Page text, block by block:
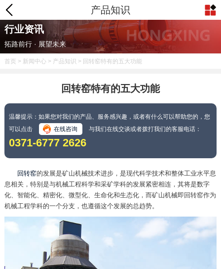
产品知识
行业资讯
拓路前行 · 展望未来
首页 > 新闻中心> 产品知识 > 回转窑特有的五大功能
回转窑特有的五大功能
温馨提示：如果您对我们的产品、服务感兴趣，或者有什么可以帮助您的，您
可以点击
在线咨询 与我们在线交谈或者拨打我们的客服电话：
0371-6777 2626
回转窑的发展是矿山机械技术进步，是现代科学技术和整体工业水平息
息相关，特别是与机械工程科学和采矿学科的发展紧密相连，其将是数字
化、智能化、精密化、微型化、生命化和生态化，而矿山机械即回转窑作为
机械工程学科的一个分支，也遵循这个发展的总趋势。